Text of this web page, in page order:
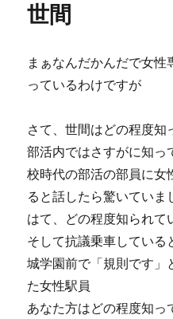
世間
まぁなんだかんだで女
っているわけですが
さて、世間はどの程度知
部活内ではさすがに知っ
校時代の部活の部員に女
ると話したら驚いていま
はて、どの程度知られて
そして抗議乗車している
城学園前で「規則です」
た女性駅員
あなた方はどの程度知っ